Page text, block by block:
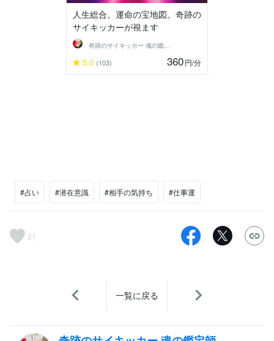
人生総合。運命の宝地図。奇跡の
サイキッカーが視ます
奇跡のサイキッカー 魂の鑑定師 ステラ
5.0 (103) 360円/分
#占い #潜在意識 #相手の気持ち #仕事運
21
一覧に戻る